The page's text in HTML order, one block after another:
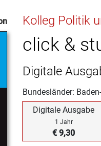
Medienbildung
Physik
Politik
Religion
Spanisch
Kolleg Politik
click &
Digitale
Bundesländer:
Digitale Ausgabe
1 Jahr
€ 9,30